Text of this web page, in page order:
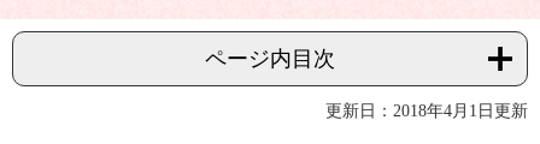
ページ内目次
更新日：2018年4月1日更新